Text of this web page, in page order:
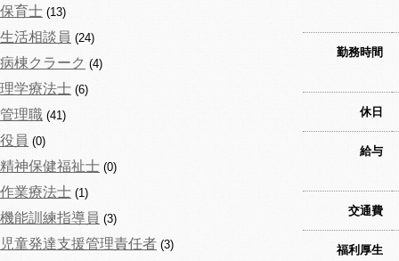
保育士 (13)
生活相談員 (24)
病棟クラーク (4)
理学療法士 (6)
管理職 (41)
役員 (0)
精神保健福祉士 (0)
作業療法士 (1)
機能訓練指導員 (3)
児童発達支援管理責任者 (3)
勤務時間
休日
給与
交通費
福利厚生